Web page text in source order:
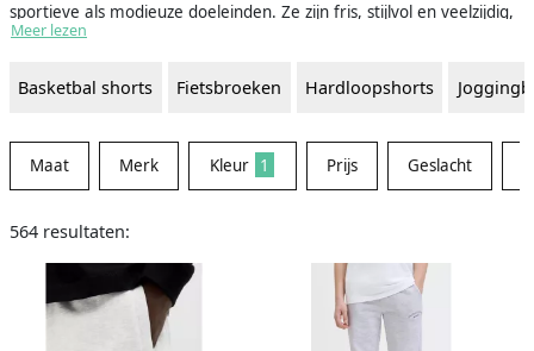
sportieve als modieuze doeleinden. Ze zijn fris, stijlvol en veelzijdig,
waardoor ze geschikt zijn voor verschillende activiteiten en sporten.
witte sportbroek biedt comfort en flexibiliteit zonder in te boeten
vinden van de juiste witte sportbroek voor jou.
Meer lezen
Basketbal shorts Fietsbroeken Hardloopshorts
Maat Merk Kleur 1 Prijs Geslacht
564 resultaten: